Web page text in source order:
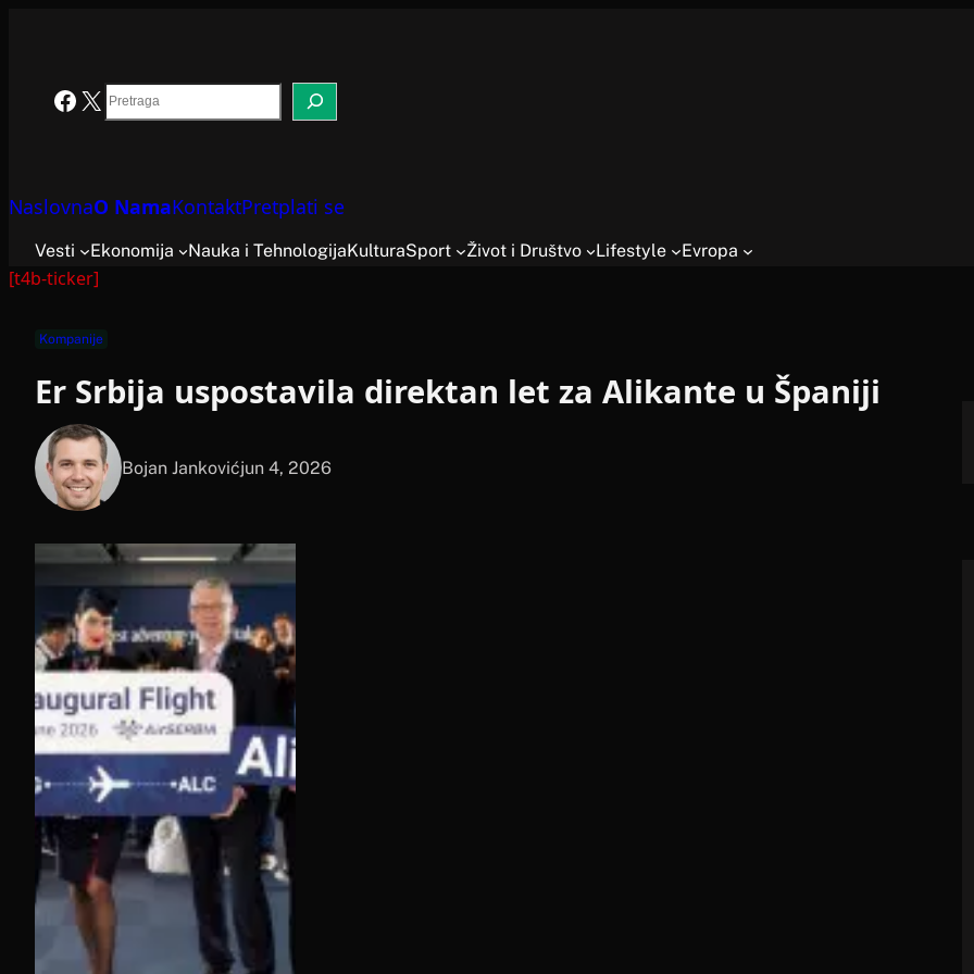
Facebook
X Search
NaslovnaO NamaKontaktPretplati se
Vesti Ekonomija Nauka i TehnologijaKulturaSport Život i Društvo Lifestyle Evropa
[t4b-ticker]
Kompanije
Er Srbija uspostavila direktan let za Alikante u Španiji
Bojan Jankovićjun 4, 2026